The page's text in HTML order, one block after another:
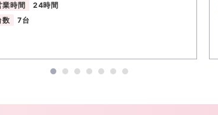
業時間
24時間
数
7台